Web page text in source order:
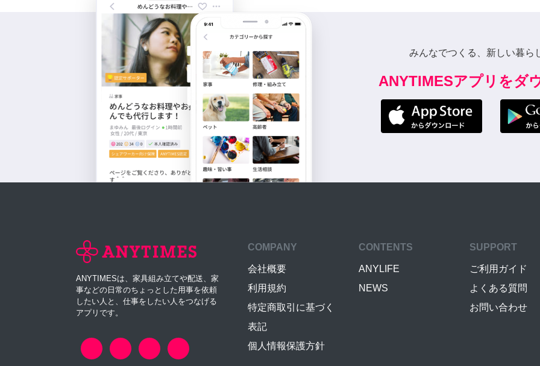
みんなでつくる、新しい暮ら
ANYTIMESアプリをダ
ANYTIMESは、家具組み立てや配送、家
事などの日常のちょっとした用事を依頼
したい人と、仕事をしたい人をつなげる
アプリです。
COMPANY
会社概要
利用規約
特定商取引に基づく
表記
個人情報保護方針
CONTENTS
ANYLIFE
NEWS
SUPPORT
ご利用ガイド
よくある質問
お問い合わせ